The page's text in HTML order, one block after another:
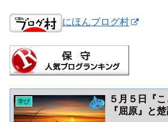
にほんブログ村
学び
５月５日『
『屈原』と